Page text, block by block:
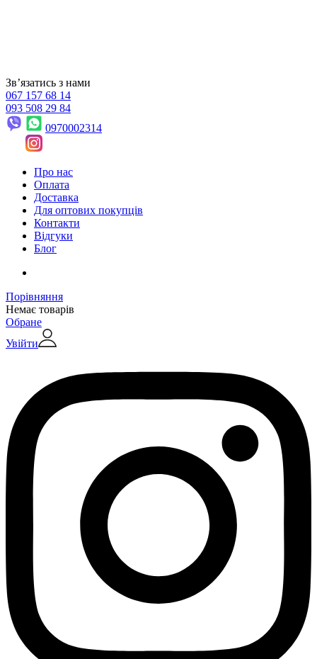
Звʼязатись з нами
067 157 68 14
093 508 29 84
0970002314
Про нас
Оплата
Доставка
Для оптових покупців
Контакти
Відгуки
Блог
Порівняння
Немає товарів
Обране
Увійти